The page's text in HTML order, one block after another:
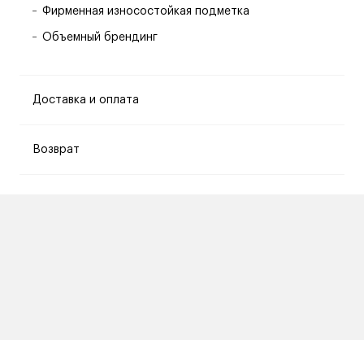
Фирменная износостойкая подметка
Объемный брендинг
Доставка и оплата
Возврат